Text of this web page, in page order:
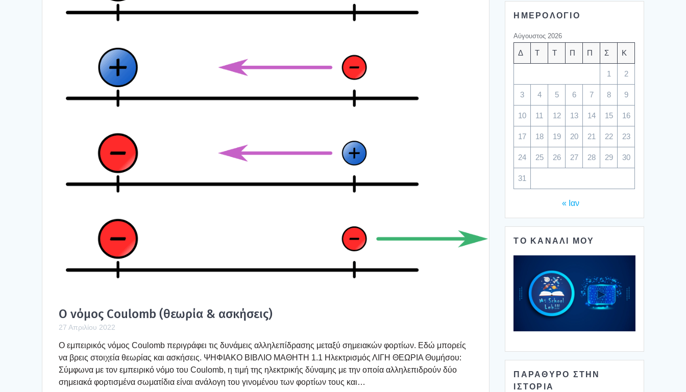
Ο νόμος Coulomb (θεω­ρία & ασκή­σεις)
27 Απριλίου 2022
Ο εμπει­ρι­κός νόμος Coulomb περι­γρά­φει τις δυνά­μεις αλλη­λε­πί­δρα­σης μετα­ξύ σημεια­κών φορ­τί­ων. Εδώ μπο­ρείς
να βρεις στοι­χεία θεω­ρί­ας και ασκή­σεις. ΨΗΦΙΑΚΟ ΒΙΒΛΙΟ ΜΑΘΗΤΗ 1.1 Ηλε­κτρι­σμός ΛΙΓΗ ΘΕΩΡΙΑ Θυμή­σου:
Σύμ­φω­να με τον εμπει­ρι­κό νόμο του Coulomb, η τιμή της ηλε­κτρι­κής δύνα­μης με την οποία αλλη­λε­πι­δρούν δύο
σημεια­κά φορ­τι­σμέ­να σωμα­τί­δια είναι ανά­λο­γη του γινο­μέ­νου των φορ­τί­ων τους και…
ΗΜΕΡΟΛΟΓΙΟ
Αύγουστος 2026
Δ Τ Τ Π Π Σ Κ
1 2
3 4 5 6 7 8 9
10 11 12 13 14 15 16
17 18 19 20 21 22 23
24 25 26 27 28 29 30
31
« Ιαν
ΤΟ ΚΑΝΑΛΙ ΜΟΥ
ΠΑΡΑΘΥΡΟ ΣΤΗΝ
ΙΣΤΟΡΙΑ